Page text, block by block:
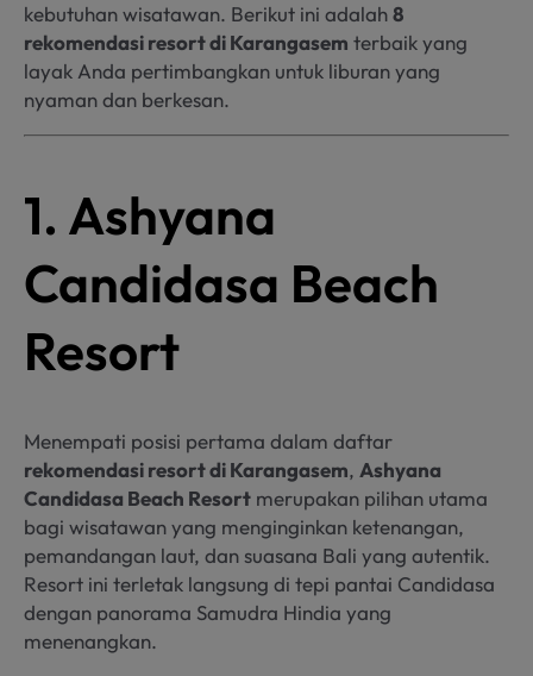
kebutuhan wisatawan. Berikut ini adalah8
rekomendasi resort di Karangasem terbaik yang
layak Anda pertimbangkan untuk liburan yang
nyaman dan berkesan.
1. Ashyana
Candidasa Beach
Resort
Menempati posisi pertama dalam daftar
rekomendasi resort di Karangasem, Ashyana
Candidasa Beach Resort merupakan pilihan utama
bagi wisatawan yang menginginkan ketenangan,
pemandangan laut, dan suasana Bali yang autentik.
Resort ini terletak langsung di tepi pantai Candidasa
dengan panorama Samudra Hindia yang
menenangkan.